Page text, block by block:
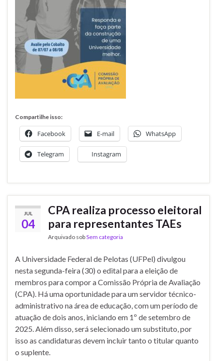
Compartilhe isso:
Facebook E-mail WhatsApp
Telegram Instagram
JUL
04
CPA realiza processo eleitoral
para representantes TAEs
Arquivado sobSem categoria
A Universidade Federal de Pelotas (UFPel) divulgou
nesta segunda-feira (30) o edital para a eleição de
membros para compor a Comissão Própria de Avaliação
(CPA). Há uma oportunidade para um servidor técnico-
administrativo na área de educação, com um período de
atuação de dois anos, iniciando em 1º de setembro de
2025. Além disso, será selecionado um substituto, por
isso as candidaturas devem incluir tanto o titular quanto
o suplente.